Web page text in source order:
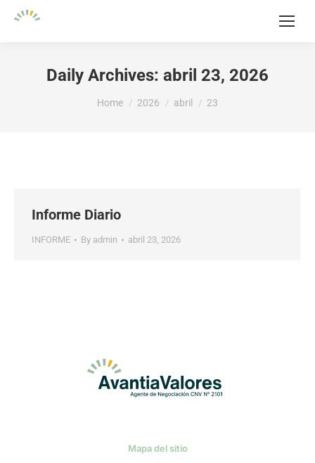
Daily Archives: abril 23, 2026
You are here:
Home 2026 abril 23
Informe Diario
INFORME By admin abril 23, 2026
Mapa del sitio